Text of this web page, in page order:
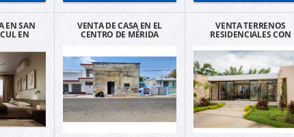
EN SAN
EN
VENTA DE CASA EN EL
CENTRO DE MÉRIDA
PARA REMODELAR
VENTA TERRENOS
RESIDENCIALES CON
AMENIDADES ACEPTA
INFONAVIT MÉRIDA